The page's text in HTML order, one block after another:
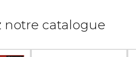
notre catalogue